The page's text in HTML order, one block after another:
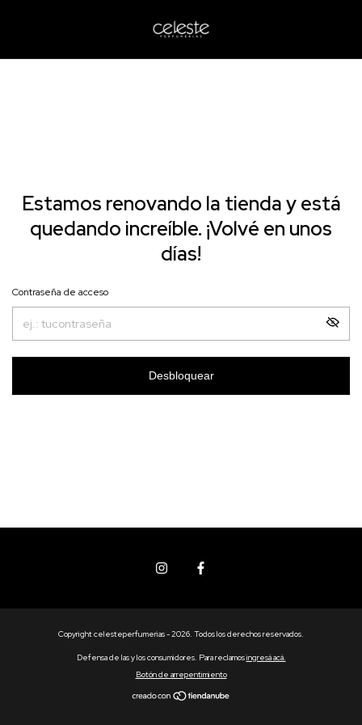
Estamos renovando la tienda y está
quedando increíble. ¡Volvé en unos
días!
Contraseña de acceso
Desbloquear
Copyright celesteperfumerias - 2026. Todos los derechos reservados.
Defensa de las y los consumidores. Para reclamosingresá acá.
Botón de arrepentimiento